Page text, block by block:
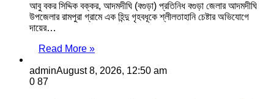
আবু বকর সিদ্দিক বক্কর, আদমদীঘি (বগুড়া) প্রতিনিধ বগুড়া জেলার আদমদীঘি
উপজেলার রামপুরা গ্রামে এক হিন্দু গৃহবধূকে শ্লীলতাহানি চেষ্টার অভিযোগে
দায়ের…
Read More »
adminAugust 8, 2026, 12:50 am
0 87